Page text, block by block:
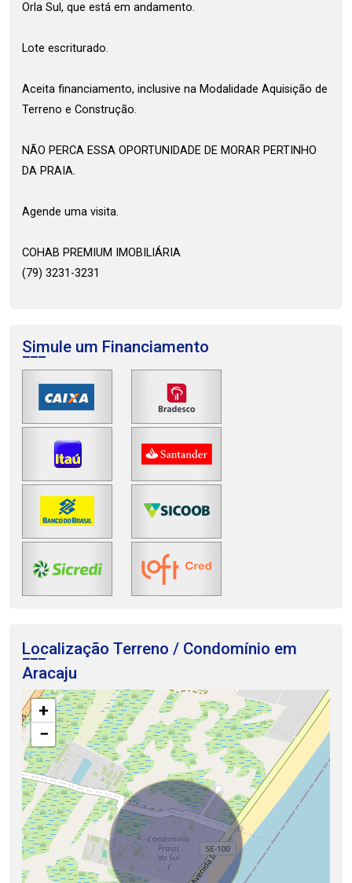
Orla Sul, que está em andamento.
Lote escriturado.
Aceita financiamento, inclusive na Modalidade Aquisição de
Terreno e Construção.
NÃO PERCA ESSA OPORTUNIDADE DE MORAR PERTINHO
DA PRAIA.
Agende uma visita.
COHAB PREMIUM IMOBILIÁRIA
(79) 3231-3231
Simule um Financiamento
Localização Terreno / Condomínio em
Aracaju
+
−